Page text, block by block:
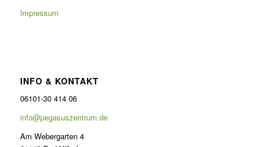
Impressum
INFO & KONTAKT
06101-30 414 06
info@pegasuszentrum.de
Am Webergarten 4